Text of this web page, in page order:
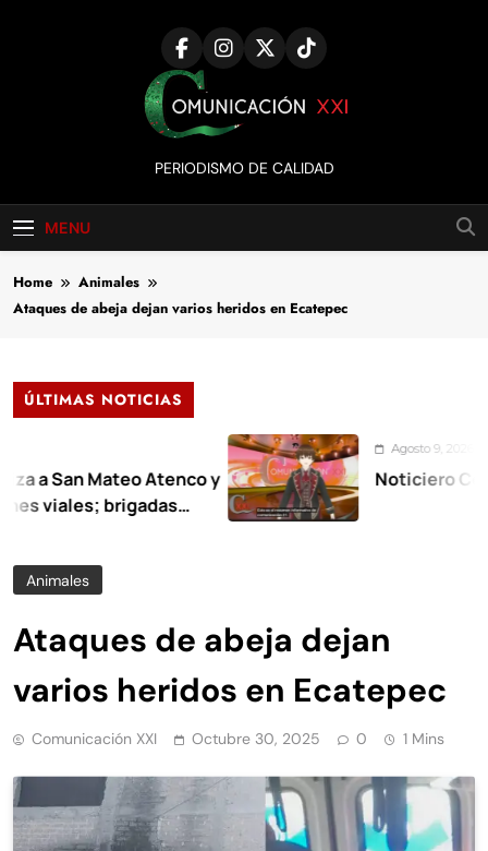
Comunicación
XXI
PERIODISMO DE CALIDAD
MENU
Home
Animales
Ataques de abeja dejan varios heridos en Ecatepec
ÚLTIMAS NOTICIAS
Mateo Atenco y
brigadas
Agosto 9, 2026
Noticiero
Animales
Ataques de abeja dejan
varios heridos en Ecatepec
Comunicación XXI Octubre 30, 2025 0 1 Mins